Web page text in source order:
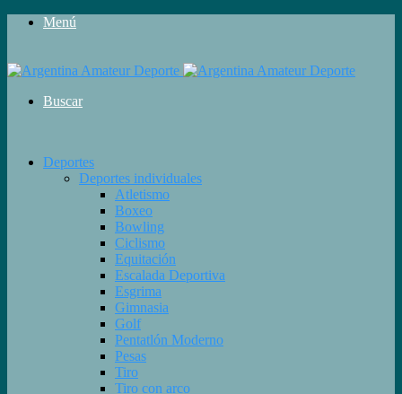
Menú
Buscar
Deportes
Deportes individuales
Atletismo
Boxeo
Bowling
Ciclismo
Equitación
Escalada Deportiva
Esgrima
Gimnasia
Golf
Pentatlón Moderno
Pesas
Tiro
Tiro con arco